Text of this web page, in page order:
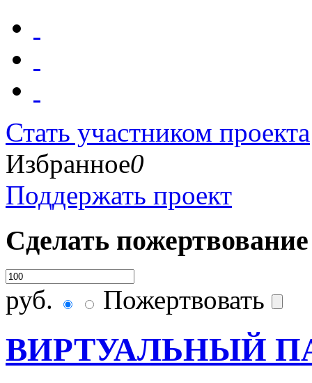
Стать участником проекта
Избранное0
Поддержать проект
Сделать пожертвование
руб. Пожертвовать
ВИРТУАЛЬНЫЙ